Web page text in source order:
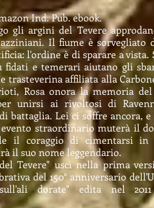
Ind. Pub. ebook.
gli argini del Tevere
Il fiume è sorvegliato
l'ordine è di sparare a vista.
e temerari aiutano gli
trasteverina affiliata alla
Rosa onora la memoria del
unirsi ai rivoltosi di
battaglia. Lei ci soffre ancora, e
straordinario muterà il
il coraggio di cimentarsi in
il suo nome leggendario.
Tevere" uscì nella prima
del 150° anniversario
dorate" edita nel